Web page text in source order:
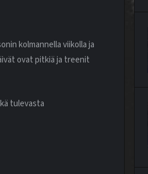
kolmannella viikolla ja
ovat pitkiä ja treenit
tulevasta